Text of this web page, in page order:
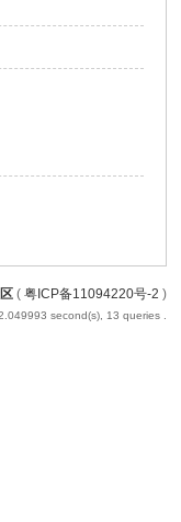
( 粤ICP备11094220号-2 )
second(s), 13 queries .